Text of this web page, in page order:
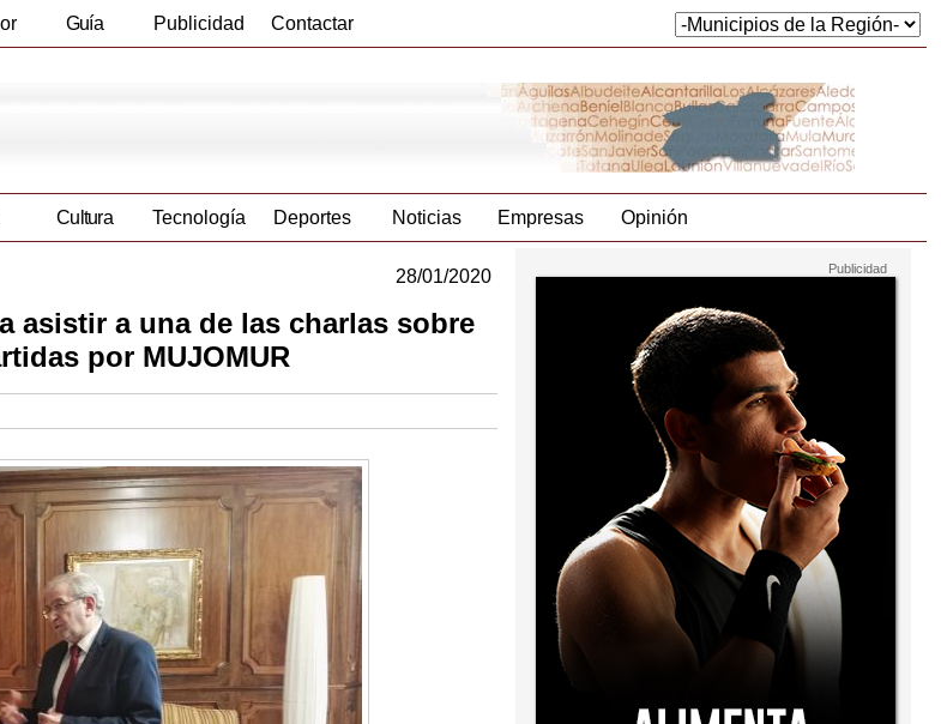
Guía Publicidad Contactar
Cultura Tecnología Deportes Noticias Empresas Opinión
28/01/2020
asistir a una de las charlas sobre
por MUJOMUR